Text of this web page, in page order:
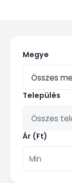
Megye
Település
Ár (Ft)